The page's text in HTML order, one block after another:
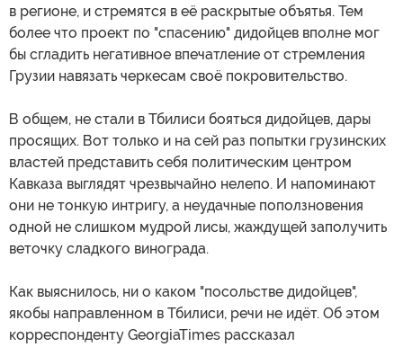
в регионе, и стремятся в её раскрытые объятья. Тем
более что проект по "спасению" дидойцев вполне мог
бы сгладить негативное впечатление от стремления
Грузии навязать черкесам своё покровительство.
В общем, не стали в Тбилиси бояться дидойцев, дары
просящих. Вот только и на сей раз попытки грузинских
властей представить себя политическим центром
Кавказа выглядят чрезвычайно нелепо. И напоминают
они не тонкую интригу, а неудачные поползновения
одной не слишком мудрой лисы, жаждущей заполучить
веточку сладкого винограда.
Как выяснилось, ни о каком "посольстве дидойцев",
якобы направленном в Тбилиси, речи не идёт. Об этом
корреспонденту GeorgiaTimes рассказал